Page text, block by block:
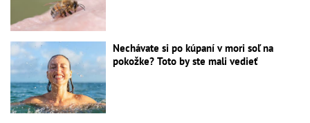
Nechávate si po kúpaní v mori soľ na
pokožke? Toto by ste mali vedieť